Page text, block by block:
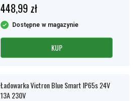
448,99 zł
Dostępne w magazynie
KUP
Ładowarka Victron Blue Smart IP65s 24V
13A 230V